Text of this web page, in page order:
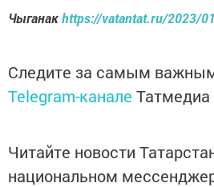
Чыганакhttps://vatantat.ru/2023/
Следите за самым
Telegram-канале Татмедиа
Читайте новости
национальном